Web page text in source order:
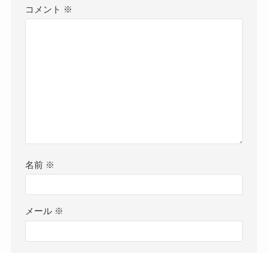
コメント ※
名前 ※
メール ※